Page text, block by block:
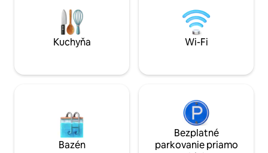
kyvadlová doprava Park City zastavuje
hneď vonku – Historic Main Street je
vzdialená 1 míľu. Letá pri jazere, zimy na
lyžiach, jeden nezabudnuteľný domov.
veľkosti King,
veľkosti Queen, 2
kuchyne, 2
pohodlný
Kuchyňa Wi-Fi
Bazén
Bezplatné
parkovanie priamo